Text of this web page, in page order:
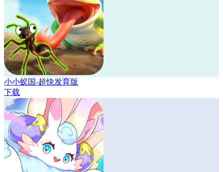
小小蚁国-超快发育版
下载